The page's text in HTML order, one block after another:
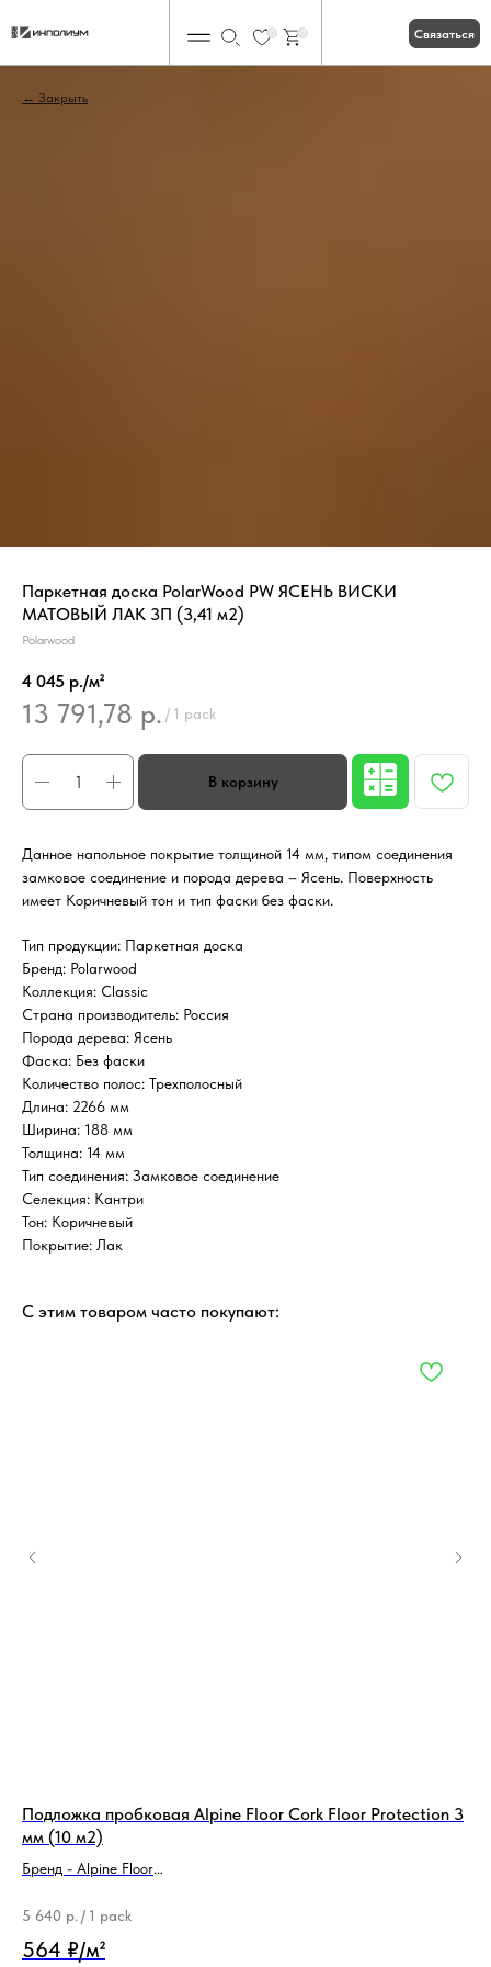
Связаться
Закрыть
Паркетная доска PolarWood PW ЯСЕНЬ ВИСКИ
МАТОВЫЙ ЛАК 3П (3,41 м2)
Polarwood
4 045 р./м²
13 791,78 р. / 1 pack
Данное напольное покрытие толщиной 14 мм, типом соединения
замковое соединение и порода дерева – Ясень. Поверхность
имеет Коричневый тон и тип фаски без фаски.
Тип продукции: Паркетная доска
Бренд: Polarwood
Коллекция: Classic
Страна производитель: Россия
Порода дерева: Ясень
Фаска: Без фаски
Количество полос: Трехполосный
Длина: 2266 мм
Ширина: 188 мм
Толщина: 14 мм
Тип соединения: Замковое соединение
Селекция: Кантри
Тон: Коричневый
Покрытие: Лак
С этим товаром часто покупают:
Подложка пробковая Alpine Floor Cork Floor Protection 3
мм (10 м2)
Бренд - Alpine Floor
5 640 р. / 1 pack
564 ₽/м²